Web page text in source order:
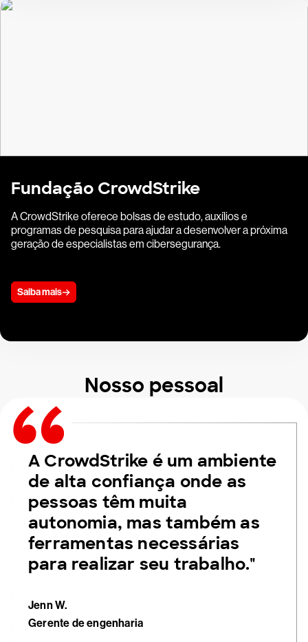
Fundação CrowdStrike
A CrowdStrike oferece bolsas de estudo, auxílios e
programas de pesquisa para ajudar a desenvolver a próxima
geração de especialistas em cibersegurança.
Saiba mais
Nosso pessoal
A CrowdStrike é um ambiente
de alta confiança onde as
pessoas têm muita
autonomia, mas também as
ferramentas necessárias
para realizar seu trabalho."
Jenn W.
Gerente de engenharia